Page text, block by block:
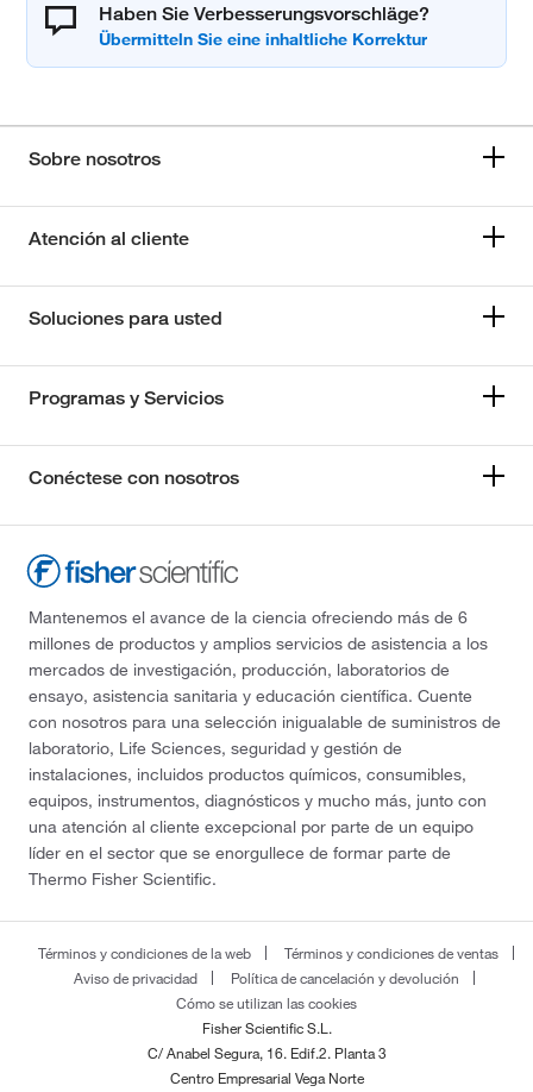
Haben Sie Verbesserungsvorschläge?
Sobre nosotros
Atención al cliente
Soluciones para usted
Programas y Servicios
Conéctese con nosotros
Mantenemos el avance de la ciencia ofreciendo más de 6
millones de productos y amplios servicios de asistencia a los
mercados de investigación, producción, laboratorios de
ensayo, asistencia sanitaria y educación científica. Cuente
con nosotros para una selección inigualable de suministros de
laboratorio, Life Sciences, seguridad y gestión de
instalaciones, incluidos productos químicos, consumibles,
equipos, instrumentos, diagnósticos y mucho más, junto con
una atención al cliente excepcional por parte de un equipo
líder en el sector que se enorgullece de formar parte de
Thermo Fisher Scientific.
Términos y condiciones de la web
Términos y condiciones de ventas
Aviso de privacidad
Política de cancelación y devolución
Cómo se utilizan las cookies
Fisher Scientific S.L.
C/ Anabel Segura, 16. Edif.2. Planta 3
Centro Empresarial Vega Norte